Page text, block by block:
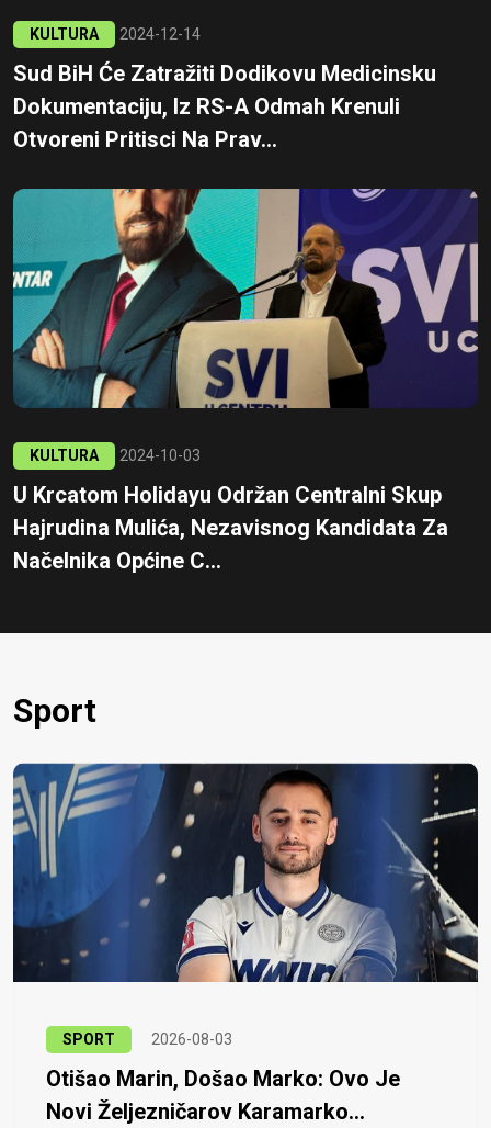
KULTURA 2024-12-14
Sud BiH Će Zatražiti Dodikovu Medicinsku
Dokumentaciju, Iz RS-A Odmah Krenuli
Otvoreni Pritisci Na Prav...
KULTURA 2024-10-03
U Krcatom Holidayu Održan Centralni Skup
Hajrudina Mulića, Nezavisnog Kandidata Za
Načelnika Općine C...
Sport
SPORT 2026-08-03
Otišao Marin, Došao Marko: Ovo Je
Novi Željezničarov Karamarko...